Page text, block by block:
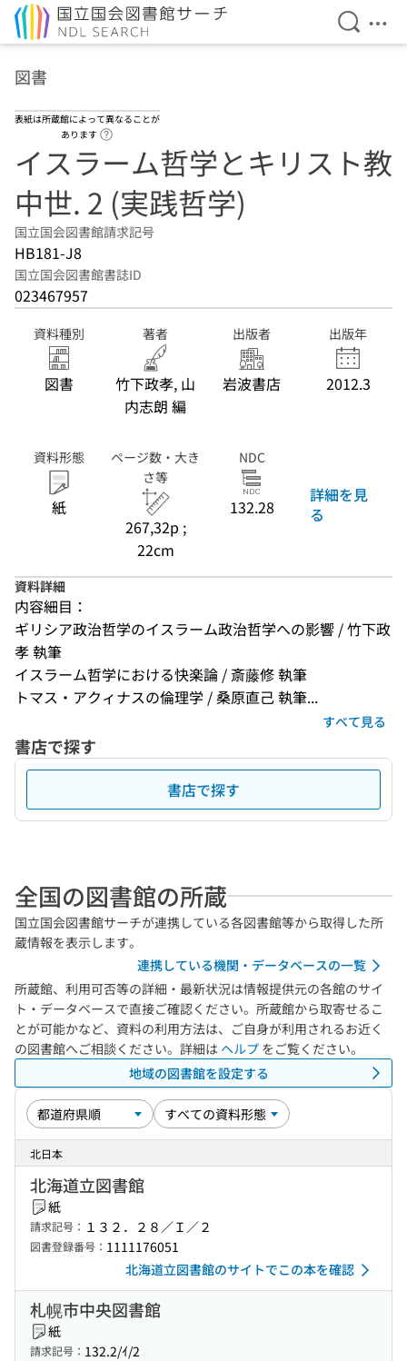
検索を
メ
図書
表紙は所蔵館によって異なることが
あります
イスラーム哲学とキリスト教
中世. 2 (実践哲学)
国立国会図書館請求記号
HB181-J8
国立国会図書館書誌ID
023467957
資料種別
図書
著者
竹下政孝, 山
内志朗 編
出版者
岩波書店
出版年
2012.3
資料形態
紙
ページ数・大き
さ等
267,32p ;
22cm
NDC
132.28
詳細を見
る
資料詳細
内容細目：
ギリシア政治哲学のイスラーム政治哲学への影響 / 竹下政
孝 執筆
イスラーム哲学における快楽論 / 斎藤修 執筆
トマス・アクィナスの倫理学 / 桑原直己 執筆...
すべて見る
書店で探す
書店で探す
全国の図書館の所蔵
国立国会図書館サーチが連携している各図書館等から取得した所
蔵情報を表示します。
連携している機関・データベースの一覧
所蔵館、利用可否等の詳細・最新状況は情報提供元の各館のサイ
ト・データベースで直接ご確認ください。所蔵館から取寄せるこ
とが可能かなど、資料の利用方法は、ご自身が利用されるお近く
の図書館へご相談ください。詳細は ヘルプ をご覧ください。
地域の図書館を設定する
北日本
北海道立図書館
紙
請求記号： １３２．２８／Ｉ／２
図書登録番号： 1111176051
北海道立図書館のサイトでこの本を確認
札幌市中央図書館
紙
請求記号： 132.2/ｲ/2